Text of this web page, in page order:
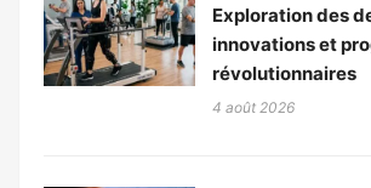
Exploration des
innovations et
révolutionnaires
4 août 2026